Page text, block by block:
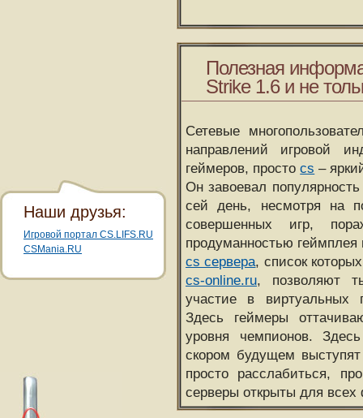
Полезная
Strike 1.6 и не
Сетевые
направлений игровой
геймеров, простоcs –
Он завоевал
сей день, несмотря на
совершенных игр,
продуманностью
cs сервера, список
cs-online.ru, позволяют
участие в виртуальных
Здесь геймеры
уровня чемпионов.
скором будущем
просто расслабиться,
серверы открыты для всех
Наши друзья:
Игровой портал CS.LIFS.RU
CSMania.RU